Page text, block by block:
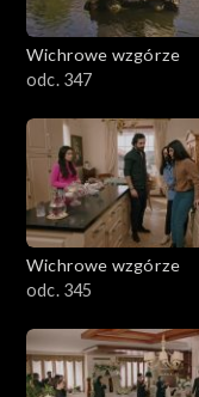
Wichrowe wzgórze
odc. 347
Wichrowe wzgórze
odc. 345